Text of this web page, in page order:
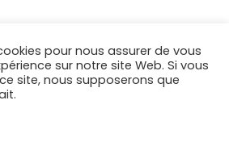
pour nous assurer de vous
sur notre site Web. Si vous
site, nous supposerons que